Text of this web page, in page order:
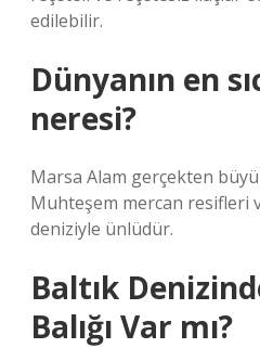
edilebilir.
Dünyanın en
neresi?
Marsa Alam gerçekten
Muhteşem mercan resifleri
deniziyle ünlüdür.
Baltık
Balığı Var mı?